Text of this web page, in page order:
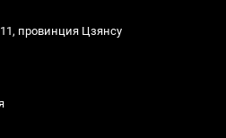
провинция Цзянсу